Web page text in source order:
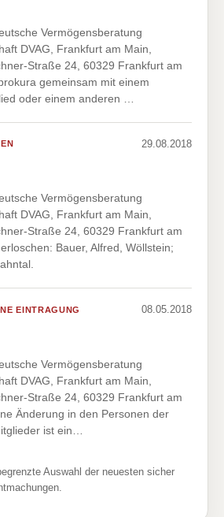
Vermögensberatung
DVAG, Frankfurt am Main,
Straße 24, 60329 Frankfurt am
gemeinsam mit einem
oder einem anderen …
29.08.2018
Vermögensberatung
DVAG, Frankfurt am Main,
Straße 24, 60329 Frankfurt am
Bauer, Alfred, Wöllstein;
EINTRAGUNG 08.05.2018
Vermögensberatung
DVAG, Frankfurt am Main,
Straße 24, 60329 Frankfurt am
Änderung in den Personen der
ist ein…
Auswahl der neuesten sicher